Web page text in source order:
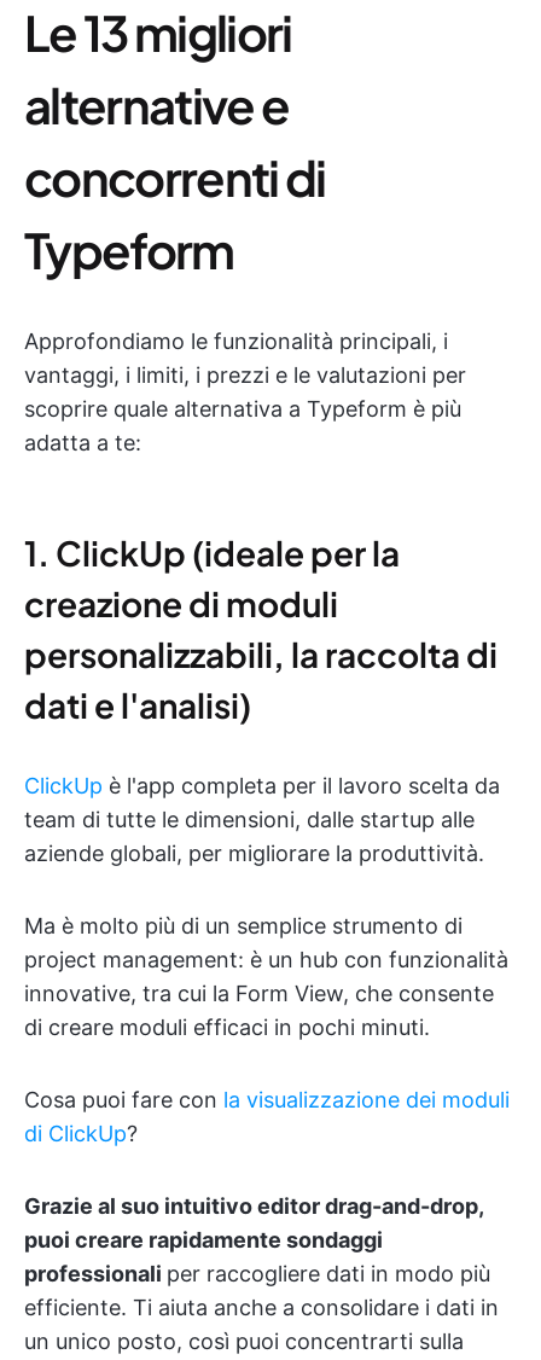
Le 13 migliori
alternative e
concorrenti di
Typeform
Approfondiamo le funzionalità principali, i
vantaggi, i limiti, i prezzi e le valutazioni per
scoprire quale alternativa a Typeform è più
adatta a te:
1. ClickUp (ideale per la
creazione di moduli
personalizzabili, la raccolta di
dati e l'analisi)
ClickUp è l'app completa per il lavoro scelta da
team di tutte le dimensioni, dalle startup alle
aziende globali, per migliorare la produttività.
Ma è molto più di un semplice strumento di
project management: è un hub con funzionalità
innovative, tra cui la Form View, che consente
di creare moduli efficaci in pochi minuti.
Cosa puoi fare con la visualizzazione dei moduli
di ClickUp?
Grazie al suo intuitivo editor drag-and-drop,
puoi creare rapidamente sondaggi
professionali per raccogliere dati in modo più
efficiente. Ti aiuta anche a consolidare i dati in
un unico posto, così puoi concentrarti sulla